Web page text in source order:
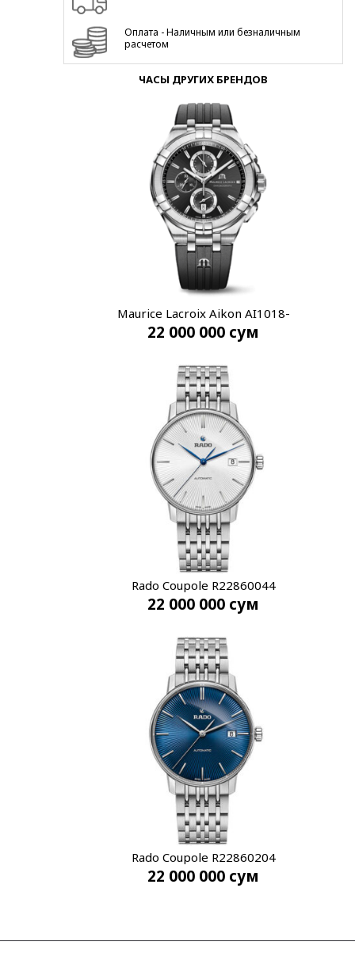
Оплата - Наличным или безналичным
расчетом
ЧАСЫ ДРУГИХ БРЕНДОВ
Maurice Lacroix Aikon AI1018-
SS001-330-2
22 000 000 сум
Rado Coupole R22860044
22 000 000 сум
Rado Coupole R22860204
22 000 000 сум